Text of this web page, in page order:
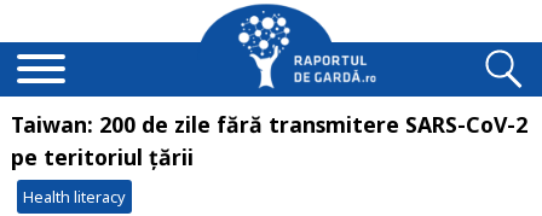
Taiwan: 200 de zile fără transmitere SARS-CoV-2
pe teritoriul țării
Health literacy